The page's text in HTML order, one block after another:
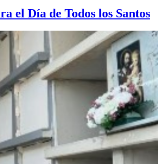
el Día de Todos los Santos